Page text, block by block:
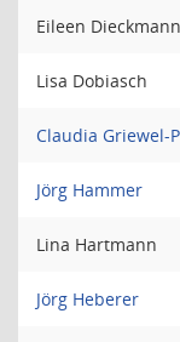
Eileen Dieckmann
Lisa Dobiasch
Claudia Griewel-
Jörg Hammer
Lina Hartmann
Jörg Heberer